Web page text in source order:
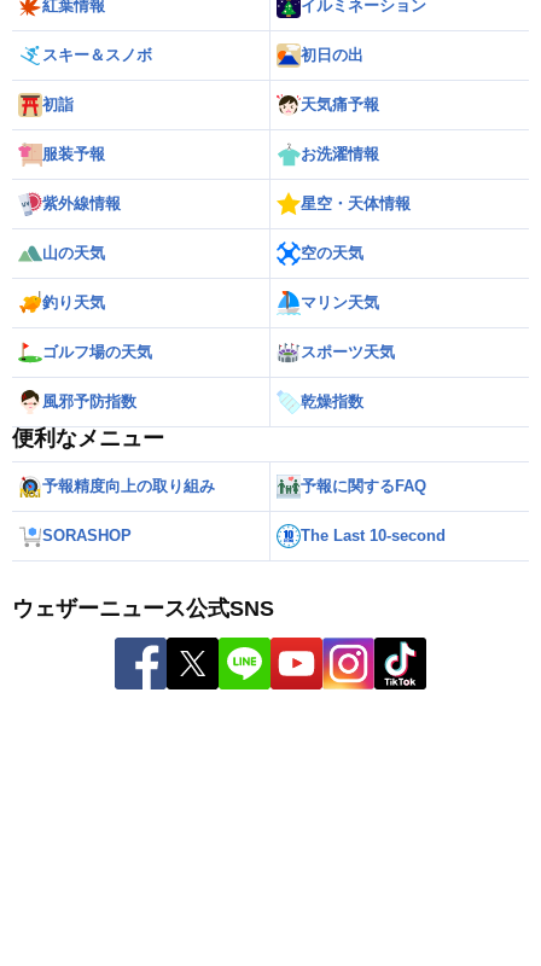
紅葉情報 イルミネーション
スキー＆スノボ 初日の出
初詣 天気痛予報
服装予報 お洗濯情報
紫外線情報 星空・天体情報
山の天気 空の天気
釣り天気 マリン天気
ゴルフ場の天気 スポーツ天気
風邪予防指数 乾燥指数
便利なメニュー
予報精度向上の取り組み 予報に関するFAQ
SORASHOP The Last 10-second
ウェザーニュース公式SNS